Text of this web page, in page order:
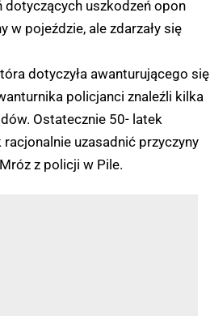
dotyczących uszkodzeń opon
pojeździe, ale zdarzały się
dotyczyła awanturującego się
policjanci znaleźli kilka
Ostatecznie 50- latek
uzasadnić przyczyny
z policji w Pile.